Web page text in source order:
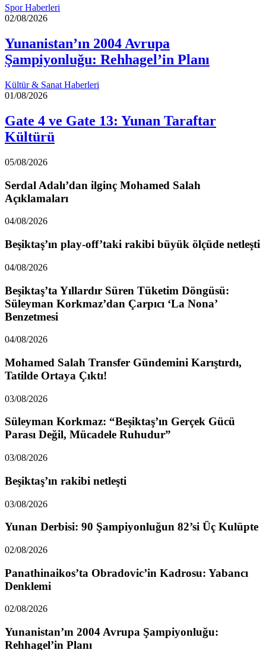
Spor Haberleri
02/08/2026
Yunanistan’ın 2004 Avrupa
Şampiyonluğu: Rehhagel’in Planı
Kültür & Sanat Haberleri
01/08/2026
Gate 4 ve Gate 13: Yunan Taraftar
Kültürü
05/08/2026
Serdal Adalı’dan ilginç Mohamed Salah
Açıklamaları
04/08/2026
Beşiktaş’ın play-off’taki rakibi büyük ölçüde netleşti
04/08/2026
Beşiktaş’ta Yıllardır Süren Tüketim Döngüsü:
Süleyman Korkmaz’dan Çarpıcı ‘La Nona’
Benzetmesi
04/08/2026
Mohamed Salah Transfer Gündemini Karıştırdı,
Tatilde Ortaya Çıktı!
03/08/2026
Süleyman Korkmaz: “Beşiktaş’ın Gerçek Gücü
Parası Değil, Mücadele Ruhudur”
03/08/2026
Beşiktaş’ın rakibi netleşti
03/08/2026
Yunan Derbisi: 90 Şampiyonluğun 82’si Üç Kulüpte
02/08/2026
Panathinaikos’ta Obradovic’in Kadrosu: Yabancı
Denklemi
02/08/2026
Yunanistan’ın 2004 Avrupa Şampiyonluğu:
Rehhagel’in Planı